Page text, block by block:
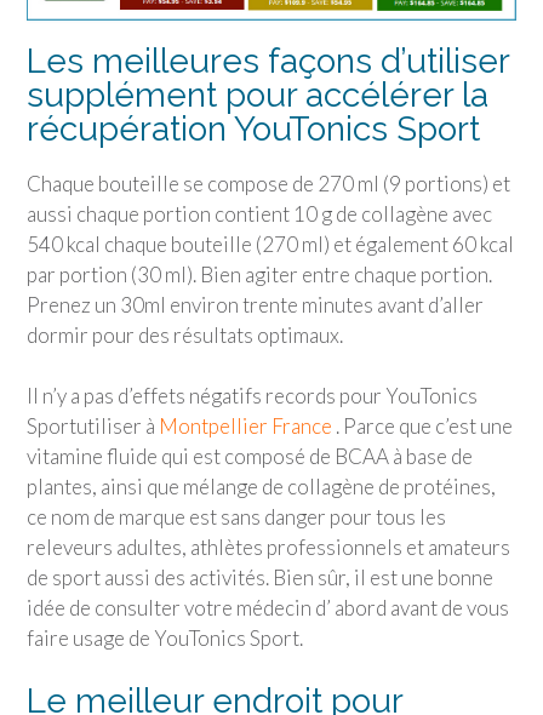
Les meilleures façons d’utiliser
supplément pour accélérer la
récupération YouTonics Sport
Chaque bouteille se compose de 270 ml (9 portions) et
aussi chaque portion contient 10 g de collagène avec
540 kcal chaque bouteille (270 ml) et également 60 kcal
par portion (30 ml). Bien agiter entre chaque portion.
Prenez un 30ml environ trente minutes avant d’aller
dormir pour des résultats optimaux.
Il n’y a pas d’effets négatifs records pour YouTonics
Sportutiliser à Montpellier France . Parce que c’est une
vitamine fluide qui est composé de BCAA à base de
plantes, ainsi que mélange de collagène de protéines,
ce nom de marque est sans danger pour tous les
releveurs adultes, athlètes professionnels et amateurs
de sport aussi des activités. Bien sûr, il est une bonne
idée de consulter votre médecin d’ abord avant de vous
faire usage de YouTonics Sport.
Le meilleur endroit pour